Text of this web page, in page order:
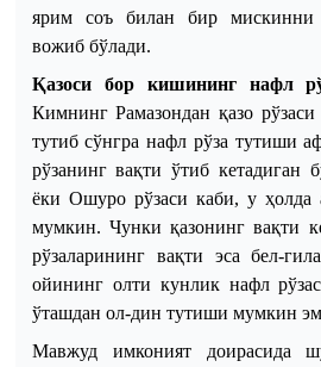
ярим соъ билан бир мискинни
вожиб бўлади.
Қазоси
бор кишининг нафл
Кимнинг Рамазондан қазо рўзаси
тутиб сўнгра нафл рўза тутиши
рўзанинг вақти ўтиб кетадиган
ёки Ошуро рўзаси каби,у ҳолда
мумкин. Чунки қазонинг вақти
рўзаларининг
вақти эса бел-
ойининг олти кунлик нафл
ўташдан ол-дин тутиши мумкин
Мавжуд имконият доирасида